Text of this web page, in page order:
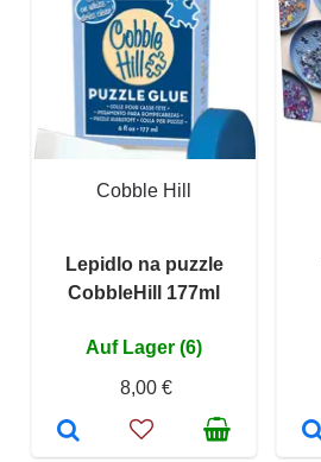
Cobble Hill
Lepidlo na puzzle
CobbleHill 177ml
Auf Lager (6)
8,00 €